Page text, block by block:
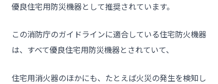
優良住宅用防災機器として推奨されています。
この消防庁のガイドラインに適合している住宅防火機器
は、すべて優良住宅用防災機器とされていて、
住宅用消火器のほかにも、たとえば火災の発生を検知し